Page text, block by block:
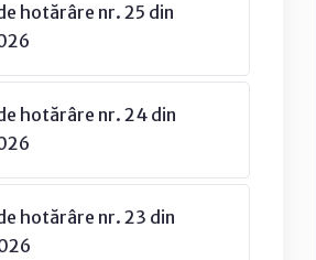
hotărâre nr. 25 din
hotărâre nr. 24 din
hotărâre nr. 23 din